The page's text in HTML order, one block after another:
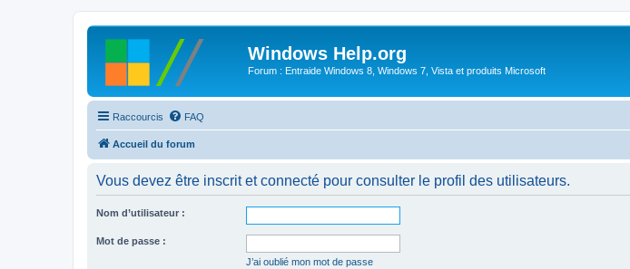
Windows Help.org
Forum : Entraide Windows 8, Windows 7, Vista et produits Microsoft
Raccourcis FAQ
Accueil du forum
Vous devez être inscrit et connecté pour consulter le profil des utilisateurs.
Nom d’utilisateur :
Mot de passe :
J’ai oublié mon mot de passe